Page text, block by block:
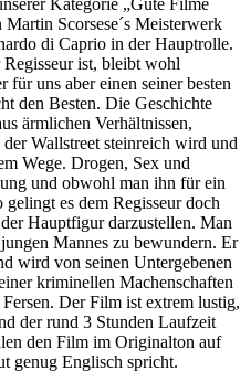
Kategorie „Gute Filme
Scorsese´s Meisterwerk
di Caprio in der Hauptrolle.
Regisseur ist, bleibt wohl
für uns aber einen seiner besten
den Besten. Die Geschichte
ärmlichen Verhältnissen,
Wallstreet steinreich wird und
Wege. Drogen, Sex und
und obwohl man ihn für ein
es dem Regisseur doch
Hauptfigur darzustellen. Man
Mannes zu bewundern. Er
wird von seinen Untergebenen
kriminellen Machenschaften
Der Film ist extrem lustig,
der rund 3 Stunden Laufzeit
den Film im Originalton auf
genug Englisch spricht.